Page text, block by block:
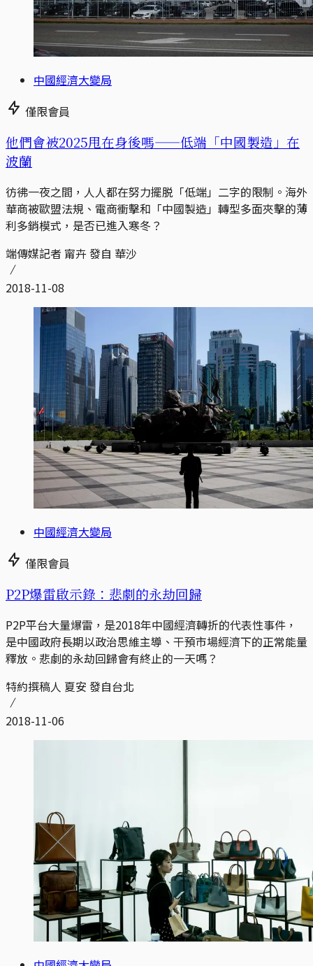
中國經濟大變局
僅限會員
他們會被2025甩在身後嗎——低端「中國製造」在
波蘭
彷彿一夜之間，人人都在努力擺脱「低端」二字的限制。海外
華商被歐盟法規、電商衝擊和「中國製造」轉型多面夾擊的薄
利多銷模式，是否已進入寒冬？
端傳媒記者 甯卉 發自 華沙
2018-11-08
中國經濟大變局
僅限會員
P2P爆雷啟示錄：悲劇的永劫回歸
P2P平台大量爆雷，是2018年中國經濟轉折的代表性事件，
是中國政府長期以政治思維主導、干預市場經濟下的正常能量
釋放。悲劇的永劫回歸會有終止的一天嗎？
特約撰稿人 夏安 發自台北
2018-11-06